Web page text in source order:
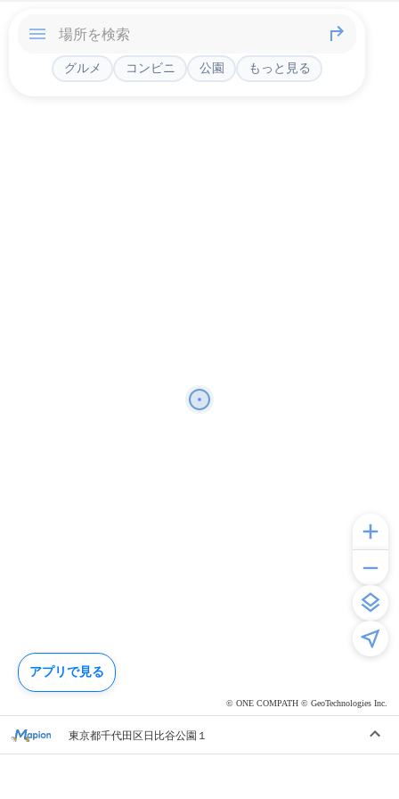
© ONE COMPATH © GeoTechnologies Inc.
グルメ コンビニ 公園 もっと見る
東京都千代田区日比谷公園１
アプリで見る